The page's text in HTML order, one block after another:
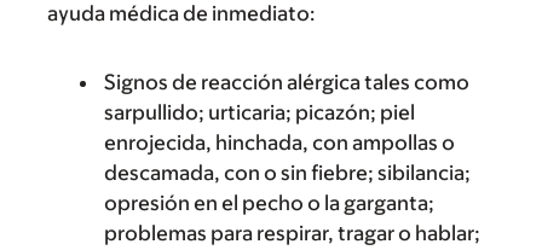
ayuda médica de inmediato:
Signos de reacción alérgica tales como
sarpullido; urticaria; picazón; piel
enrojecida, hinchada, con ampollas o
descamada, con o sin fiebre; sibilancia;
opresión en el pecho o la garganta;
problemas para respirar, tragar o hablar;